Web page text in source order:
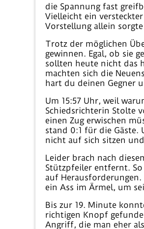
die Spannung fast
Vielleicht ein
Vorstellung allein
Trotz der möglichen
gewinnen. Egal, ob sie
sollten heute nicht das
machten sich die
hart du deinen Gegner
Um 15:57 Uhr, weil
Schiedsrichterin Stolte
einen Zug erwischen
stand 0:1 für die Gäste.
nicht auf sich sitzen
Leider brach nach
Stützpfeiler entfernt.
auf Herausforderungen.
ein Ass im Ärmel, um
Bis zur 19. Minute
richtigen Knopf
Angriff, die man eher